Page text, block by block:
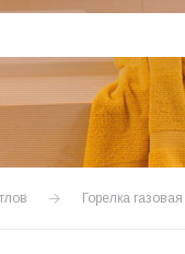
Горелка